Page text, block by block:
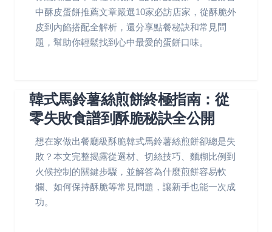
中酥皮蛋餅推薦文章嚴選10家必訪店家，從酥脆外
皮到內餡搭配全解析，還分享點餐秘訣和常見問
題，幫助你輕鬆找到心中最愛的蛋餅口味。
韓式馬鈴薯絲煎餅終極指南：從
零失敗食譜到酥脆秘訣全公開
想在家做出餐廳級酥脆韓式馬鈴薯絲煎餅卻總是失
敗？本文完整揭露從選材、切絲技巧、麵糊比例到
火候控制的關鍵步驟，並解答為什麼煎餅容易軟
爛、如何保持酥脆等常見問題，讓新手也能一次成
功。